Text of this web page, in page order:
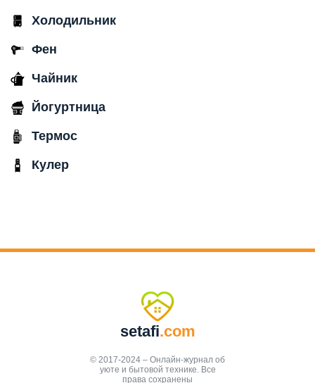
Холодильник
Фен
Чайник
Йогуртница
Термос
Кулер
setafi.com
© 2017-2024 – Онлайн-журнал об
уюте и бытовой технике. Все
права сохранены